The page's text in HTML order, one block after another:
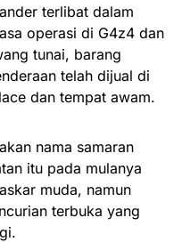
terlibat dalam
operasi di G4z4 dan
tunai, barang
telah dijual di
dan tempat awam.
nama samaran
itu pada mulanya
muda, namun
terbuka yang